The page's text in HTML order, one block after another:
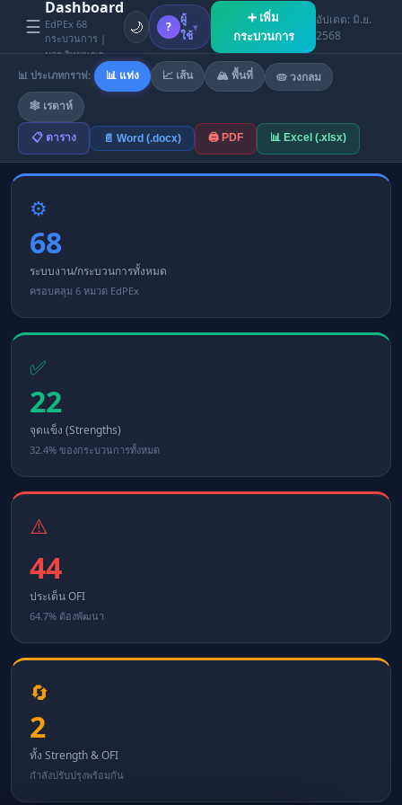
☰
Dashboard
EdPEx 68
กระบวนการ |
มจร วิทยาเขต
ขอนแก่น | ปีการ
🌙 ?
ผู้
ใช้
▾
➕ เพิ่ม
กระบวนการ
อัปเดต: มิ.ย.
2568
📊 ประเภทกราฟ: 📊 แท่ง 📈 เส้น 🏔 พื้นที่ 🥧 วงกลม
🕸 เรดาห์
📋 ตาราง 📄 Word (.docx) 🖨 PDF 📊 Excel (.xlsx)
⚙️
68
ระบบงาน/กระบวนการทั้งหมด
ครอบคลุม 6 หมวด EdPEx
✅
22
จุดแข็ง (Strengths)
32.4% ของกระบวนการทั้งหมด
⚠️
44
ประเด็น OFI
64.7% ต้องพัฒนา
🔄
2
ทั้ง Strength & OFI
กำลังปรับปรุงพร้อมกัน